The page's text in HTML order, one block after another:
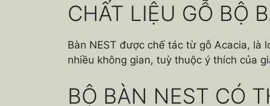
CHẤT LIỆU GỖ BỘ
Bàn NEST được chế tác từ gỗ Acacia, là
nhiều không gian, tuỳ thuộc ý thích của
BỘ BÀN NEST CÓ